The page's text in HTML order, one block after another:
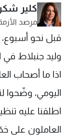
كلير شكر
مرصد
قبل نحو أسبوع،
وليد جنبلاط في
اذا ما أصحاب
اليومي، وضّحوا
اطلقنا عليه
العاملون على
شاهد البرامج
الترددات
عن MTV
لاعلاناتكم